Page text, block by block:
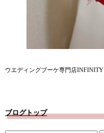
ウエディングブーケ専門店INFINITY
ブログトップ